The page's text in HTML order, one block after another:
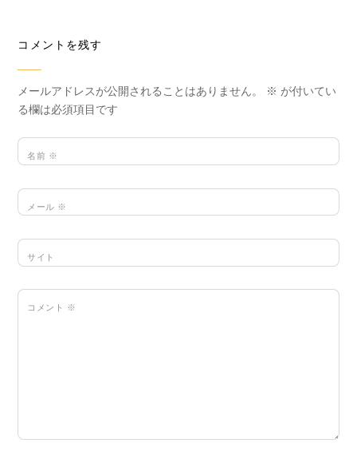
コメントを残す
メールアドレスが公開されることはありません。 ※ が付いてい
る欄は必須項目です
名前 ※
メール ※
サイト
コメント ※